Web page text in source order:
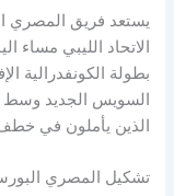
يستعد فريق المصري
بطولة الكونفدرالية
السويس الجديد وسط
الذين يأملون في
تشكيل المصري